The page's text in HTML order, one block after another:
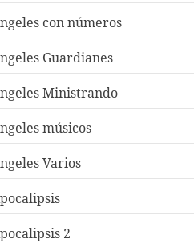
con números
Guardianes
Ministrando
músicos
Varios
2